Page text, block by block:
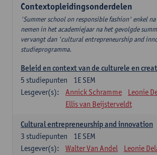
Contextopleidingsonderdelen
'Summer school on responsible fashion' enkel
nemen in het academiejaar na het gevolgde
vervangt dan 'cultural entrepreneurship and
studieprogramma.
Beleid en context van de culturele en
1E SEM
5 studiepunten
Lesgever(s):
Annick Schramme
Leonie
Ellis van Beijsterveldt
Cultural entrepreneurship and innovation
1E SEM
3 studiepunten
Lesgever(s):
Walter Van Andel
Leonie